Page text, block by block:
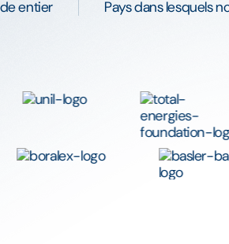
entier Pays dans lesquels